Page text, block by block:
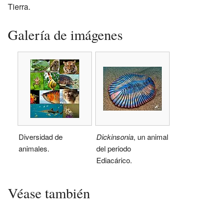
Tierra.
Galería de imágenes
Diversidad de
animales.
Dickinsonia, un animal
del periodo
Ediacárico.
Véase también